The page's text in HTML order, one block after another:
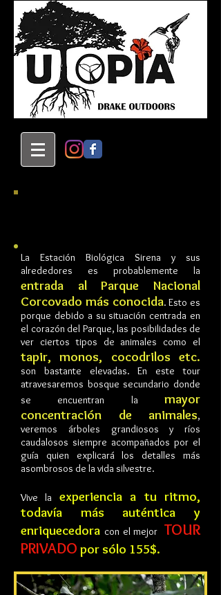
La Estación Biológica Sirena y sus
alrededores es probablemente la
entrada al Parque Nacional
Corcovado más conocida. Esto es
porque debido a su situación centrada en
el corazón del Parque, las posibilidades de
ver ciertos tipos de animales como el
tapir, monos, cocodrilos etc.
son bastante elevadas. En este tour
atravesaremos bosque secundario donde
se encuentran la mayor
concentración de animales,
veremos árboles grandiosos y ríos
caudalosos siempre acompañados por el
guía quien explicará los detalles más
asombrosos de la vida silvestre.
Vive la experiencia a tu ritmo,
todavía más auténtica y
enriquecedora con el mejor TOUR
PRIVADO por sólo 155$.